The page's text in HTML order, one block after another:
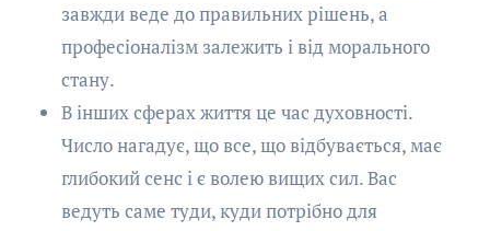
завжди веде до правильних рішень, а
професіоналізм залежить і від морального
стану.
В інших сферах життя це час духовності.
Число нагадує, що все, що відбувається, має
глибокий сенс і є волею вищих сил. Вас
ведуть саме туди, куди потрібно для